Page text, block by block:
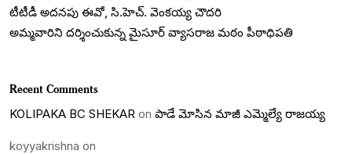
టీటీడీ అదనపు ఈవో, సి.హెచ్. వెంకయ్య చౌదరి
అమ్మవారిని దర్శించుకున్న మైసూర్ వ్యాసరాజ మఠం పీఠాధిపతి
Recent Comments
KOLIPAKA BC SHEKAR on పాడే మోసిన మాజీ ఎమ్మెల్యే రాజయ్య
koyyakrishna on